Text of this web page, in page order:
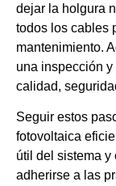
dejar la holgura
todos los cables
mantenimiento.
una inspección
calidad,
Seguir estos
fotovoltaica
útil del sistema y
adherirse a las